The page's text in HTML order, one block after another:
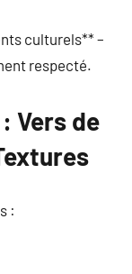
culturels** –
respecté.
Vers de
: